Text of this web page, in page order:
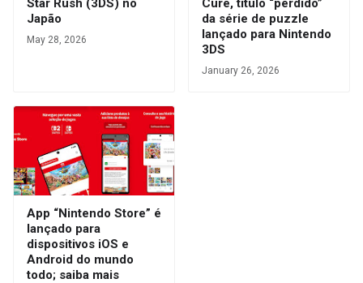
Star Rush (3DS) no
Japão
May 28, 2026
Cure, título “perdido”
da série de puzzle
lançado para Nintendo
3DS
January 26, 2026
App “Nintendo Store” é
lançado para
dispositivos iOS e
Android do mundo
todo; saiba mais